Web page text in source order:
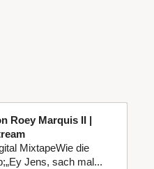
Roey Marquis II |
MixtapeWie die
Jens, sach mal...